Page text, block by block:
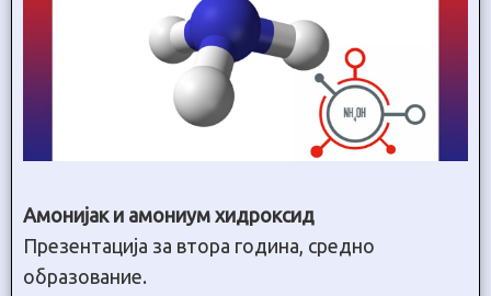
Амонијак и амониум хидроксид
Презентација за втора година, средно
образование.